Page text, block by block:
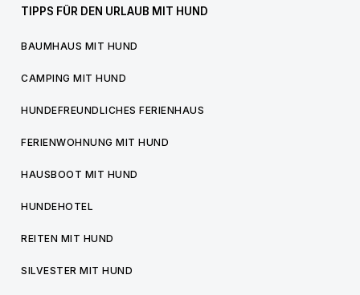
TIPPS FÜR DEN URLAUB MIT HUND
BAUMHAUS MIT HUND
CAMPING MIT HUND
HUNDEFREUNDLICHES FERIENHAUS
FERIENWOHNUNG MIT HUND
HAUSBOOT MIT HUND
HUNDEHOTEL
REITEN MIT HUND
SILVESTER MIT HUND